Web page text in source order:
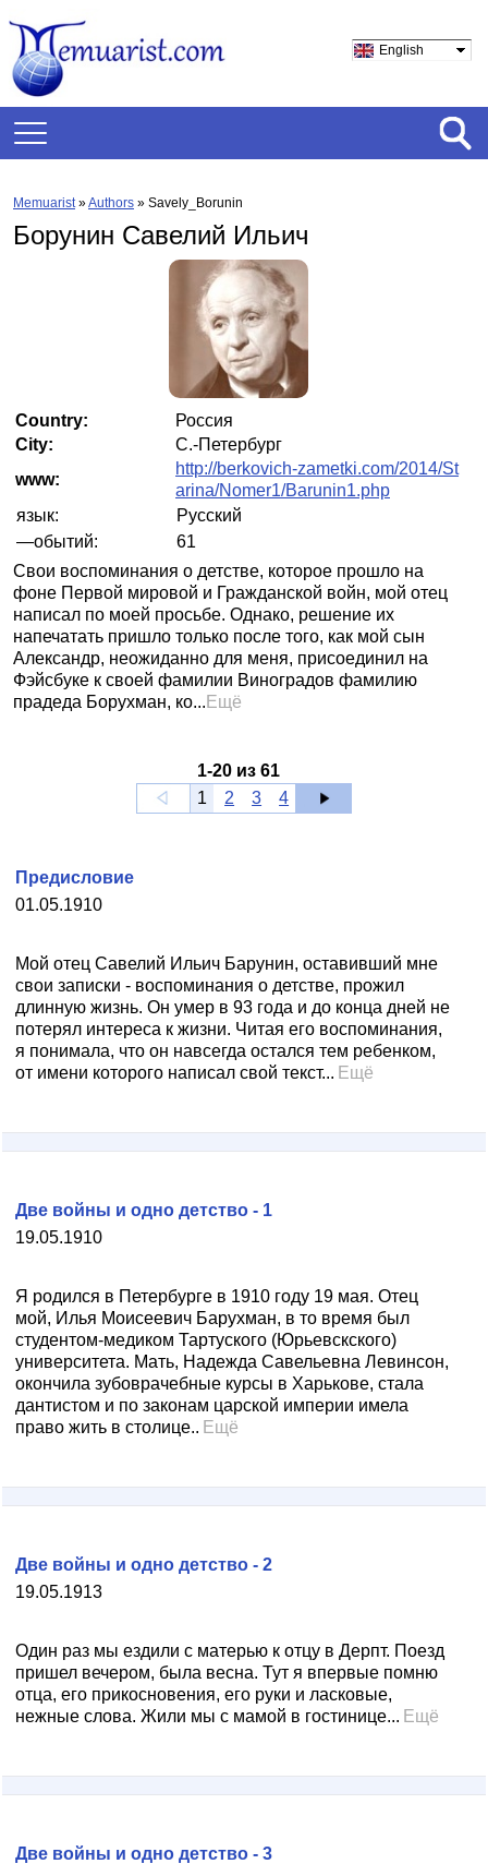
English
Memuarist»Authors » Savely_Borunin
Борунин Савелий Ильич
Country:
Россия
City:
С.-Петербург
www:
http://berkovich-zametki.com/2014/St
arina/Nomer1/Barunin1.php
язык:
Русский
—обытий:
61
Свои воспоминания о детстве, которое прошло на
фоне Первой мировой и Гражданской войн, мой отец
написал по моей просьбе. Однако, решение их
напечатать пришло только после того, как мой сын
Александр, неожиданно для меня, присоединил на
Фэйсбуке к своей фамилии Виноградов фамилию
прадеда Борухман, ко... Ещё
1-20из 61
1
2 3 4
01.05.1910
Предисловие
Мой отец Савелий Ильич Барунин, оставивший мне
свои записки - воспоминания о детстве, прожил
длинную жизнь. Он умер в 93 года и до конца дней не
потерял интереса к жизни. Читая его воспоминания,
я понимала, что он навсегда остался тем ребенком,
от имени которого написал свой текст... Ещё
19.05.1910
Две войны и одно детство - 1
Я родился в Петербурге в 1910 году 19 мая. Отец
мой, Илья Моисеевич Барухман, в то время был
студентом-медиком Тартуского (Юрьевскского)
университета. Мать, Надежда Савельевна Левинсон,
окончила зубоврачебные курсы в Харькове, стала
дантистом и по законам царской империи имела
право жить в столице.. Ещё
19.05.1913
Две войны и одно детство - 2
Один раз мы ездили с матерью к отцу в Дерпт. Поезд
пришел вечером, была весна. Тут я впервые помню
отца, его прикосновения, его руки и ласковые,
нежные слова. Жили мы с мамой в гостинице... Ещё
Две войны и одно детство - 3